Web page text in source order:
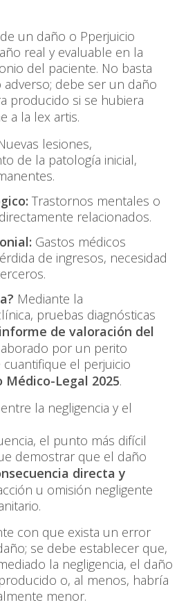
un daño o Pperjuicio
real y evaluable en la
del paciente. No basta
debe ser un daño
producido si se hubiera
a la lex artis.
lesiones,
de la patología inicial,
Trastornos mentales o
relacionados.
Gastos médicos
de ingresos, necesidad
Mediante la
pruebas diagnósticas
informe de valoración del
por un perito
el perjuicio
Médico-Legal 2025.
la negligencia y el
el punto más difícil
demostrar que el daño
directa y
u omisión negligente
con que exista un error
se debe establecer que,
la negligencia, el daño
o, al menos, habría
menor.